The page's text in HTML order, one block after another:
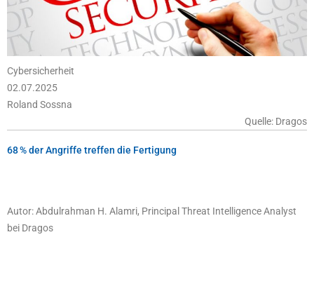
Cybersicherheit
02.07.2025
Roland Sossna
Quelle: Dragos
68 % der Angriffe treffen die Fertigung
Autor: Abdulrahman H. Alamri, Principal Threat Intelligence Analyst
bei Dragos